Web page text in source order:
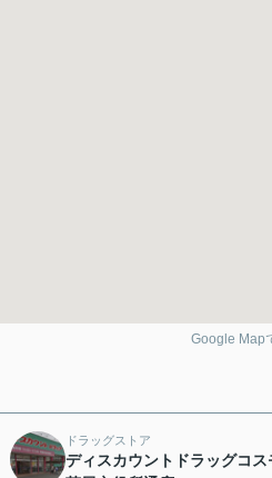
Google Map
ドラッグストア
ディスカウントドラッグコス